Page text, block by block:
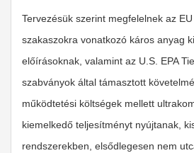
Tervezésük szerint megfelelnek az
szakaszokra vonatkozó káros anyag
előírásoknak, valamint az U.S. EPA
szabványok által támasztott
működtetési költségek mellett
kiemelkedő teljesítményt nyújtanak,
rendszerekben, elsődlegesen nem